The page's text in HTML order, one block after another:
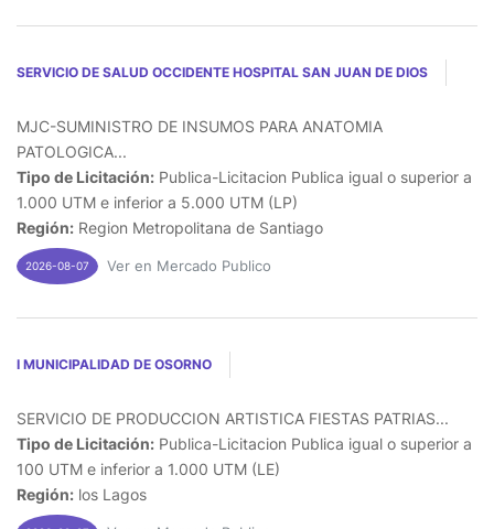
SERVICIO DE SALUD OCCIDENTE HOSPITAL SAN JUAN DE DIOS
MJC-SUMINISTRO DE INSUMOS PARA ANATOMIA
PATOLOGICA...
Tipo de Licitación: Publica-Licitacion Publica igual o superior a
1.000 UTM e inferior a 5.000 UTM (LP)
Región: Region Metropolitana de Santiago
2026-08-07 Ver en Mercado Publico
I MUNICIPALIDAD DE OSORNO
SERVICIO DE PRODUCCION ARTISTICA FIESTAS PATRIAS...
Tipo de Licitación: Publica-Licitacion Publica igual o superior a
100 UTM e inferior a 1.000 UTM (LE)
Región: los Lagos